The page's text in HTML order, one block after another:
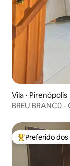
Vila ⋅ Pirenópolis
BREU BRANC0
Entre os
Preferido